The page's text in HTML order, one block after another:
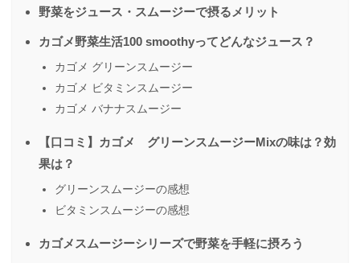
野菜をジュース・スムージーで摂るメリット
カゴメ野菜生活100 smoothyってどんなジュース？
カゴメ グリーンスムージー
カゴメ ビタミンスムージー
カゴメ バナナスムージー
【口コミ】カゴメ グリーンスムージーMixの味は？効
果は？
グリーンスムージーの感想
ビタミンスムージーの感想
カゴメスムージーシリーズで野菜を手軽に摂ろう